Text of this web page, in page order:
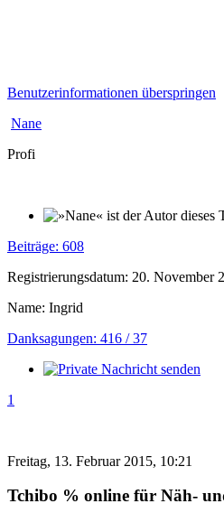
Benutzerinformationen überspringen
Nane
Profi
Beiträge: 608
Registrierungsdatum: 20. November
Name: Ingrid
Danksagungen: 416 / 37
1
Freitag, 13. Februar 2015, 10:21
Tchibo % online für Näh-